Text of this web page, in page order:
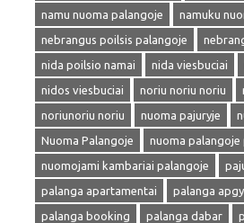
namu nuoma palangoje
namuku
nebrangus poilsis palangoje
nida poilsio namai
nida viesbuciai
nidos viesbuciai
noriu noriu noriu
noriunoriu noriu
nuoma pajuryje
Nuoma Palangoje
nuoma palangoje
nuomojami kambariai palangoje
palanga apartamentai
palanga
palanga booking
palanga dabar